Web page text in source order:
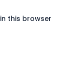
this browser